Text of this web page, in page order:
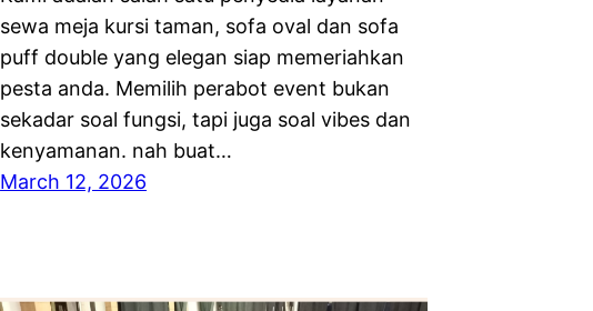
sewa meja kursi taman, sofa oval dan sofa
puff double yang elegan siap memeriahkan
pesta anda. Memilih perabot event bukan
sekadar soal fungsi, tapi juga soal vibes dan
kenyamanan. nah buat…
March 12, 2026